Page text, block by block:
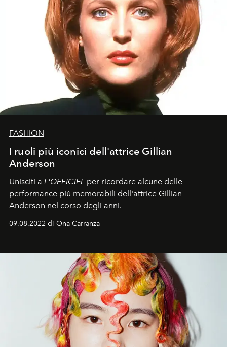
FASHION
I ruoli più iconici dell'attrice Gillian
Anderson
Unisciti a L'OFFICIEL per ricordare alcune delle
performance più memorabili dell'attrice Gillian
Anderson nel corso degli anni.
09.08.2022 di Ona Carranza